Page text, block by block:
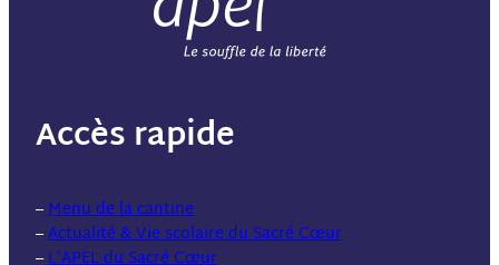
Accès rapide
–Menu de la cantine
–Actualité & Vie scolaire du Sacré Cœur
–L’APEL du Sacré Cœur